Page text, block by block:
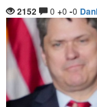
2152 0 +0 -0